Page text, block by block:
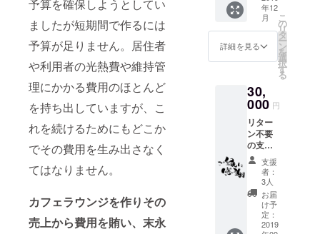
予算を確保しようとしてい
ましたが短期間で作るには
予算が足りません。居住者
や利用者の光熱費や維持管
理にかかる費用のほとんど
を持ち出していますが、こ
れを続けるためにもどこか
でその費用を生み出さなく
てはなりません。
カフェラウンジを作りその
売上から費用を賄い、末永
は別途
説明と
ご契約
が必要
ご用意
くださ
事全体
は2019
年7月25
日から9
定）。
お盆休
み周辺
を避け
て2期に
分けて
行いま
す。参
加され
る時期
によっ
て工事
の内容
経験を
活かし
空き家
再生や
リノ
ベー
の相談
にのり
ます。
例えば
お持ち
の空き
家の活
用方法
などで
す。交
通費を
出して
いただ
年12
月
詳細を見る
こ
の
リ
タ
ー
ン
を
選
択
す
る
30,
000 円
リター
ン不要
の支援
コース
+サンク
スメー
ル もう
感謝し
かあり
ませ
支援
者：
3人
お届
け予
定：
2019